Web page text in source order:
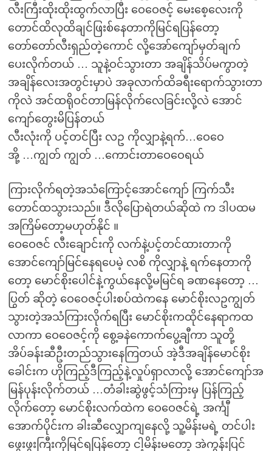
လီးကြီးထိုးထိုးထွက်လာပြီး ဝေဝေဇင့် မေးစေ့လေးကို
တောင်ထိလုထိချင်ဖြးစ်နေတာကိုမြင်ရပြန်တော့
တော်တော်လီးရှည်တဲ့ကောင် လို့အော်ကျော်မှတ်ချက်
ပေးလိုက်တယ် … သူနဲ့ဝင်သွားတာ အချိန်သိပ်မကွာတဲ့
အချိန်လေးအတွင်းမှာပဲ အခုလာက်ထိခရီးရောက်သွားတာ
ကိုလဲ အင်ထရိုဝင်တာမြန်လိုက်လေခြင်းလို့လဲ အောင်
ကျော်တွေးမိပြန်တယ်
လီးလုံးကို ပင့်တင်ပြီး လဥ ကိုလျှာနဲ့ရက်…ဝေဝေ
အို့ …ကျွတ် ကျွတ် …ကောင်းတာဝေဝေရယ်
ကြားလိုက်ရတဲ့အသံကြောင့်အောင်ကျော် ကြက်သီး
တောင်ထသွားသည်။ ဒီလိုပြောရဲတယ်ဆိုထဲ က ဒါပထမ
အကြိမ်တော့မဟုတ်နိုင် ။
ဝေဝေဇင် လီးချောင်းကို လက်နဲ့ပင့်တင်ထားတာကို
အောင်ကျော်မြင်နေရပေမဲ့ လစိ ကိုလျှာနဲ့ ရက်နေတာကို
တော့ မောင်စိုးပေါင်နဲ့ကွယ်နေလို့မမြင်ရ ခဏနေတော့ …
ပြွတ် ဆိုတဲ့ ဝေဝေဇင့်ပါးစပ်ထဲကနေ မောင်စိုးလဥကျွတ်
သွားတဲ့အသံကြားလိုက်ရပြီး မောင်စိုးကထိုင်နေရာကထ
လာကာ ဝေဝေဇင့်ကို စွေ့ခနဲကောက်ပွေ့ချီကာ သူတို့
အိပ်ခန်းဆီဦးတည်သွားနေကြတယ် အဲ့ဒီအချိန်မောင်စိုး
ခေါင်းက ဟိုကြည့်ဒီကြည့်နဲ့လှုပ်ရှာလာလို့ အောင်ကျော်အ
မြန်ပုန်းလိုက်တယ် …တံခါးဆွဲဖွင့်သံကြားမှ ပြန်ကြည့်
လိုက်တော့ မောင်စိုးလက်ထဲက ဝေဝေဇင်ရဲ့ အင်္ကျီ
အောက်ပိုင်းက ခါးဆီလျှောကျနေလို့ သူ့မိန်းမရဲ့ တင်ပါး
ဖွေးဖွးကြီးကိုမြင်ရပြန်တော့ ငါ့မိန်းမတော့ အဲကွန်းပြင်